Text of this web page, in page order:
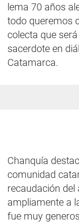
lema 70 años
todo queremos
colecta que será
sacerdote en
Catamarca.
Chanquía
comunidad
recaudación
ampliamente a
fue muy